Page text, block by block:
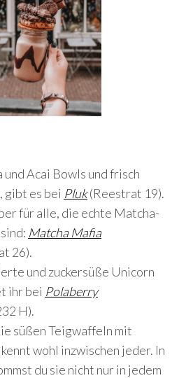
Acai Bowls und frisch
gibt es bei Pluk(Reestrat 19).
für alle, die echte Matcha-
Matcha Mafia
26).
und zuckersüße Unicorn
ihr bei Polaberry
H).
süßen Teigwaffeln mit
wohl inzwischen jeder. In
du sie nicht nur in jedem